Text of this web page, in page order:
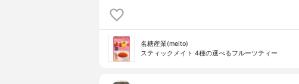
名糖産業(meito)
スティックメイト 4種の選べるフルーツティー